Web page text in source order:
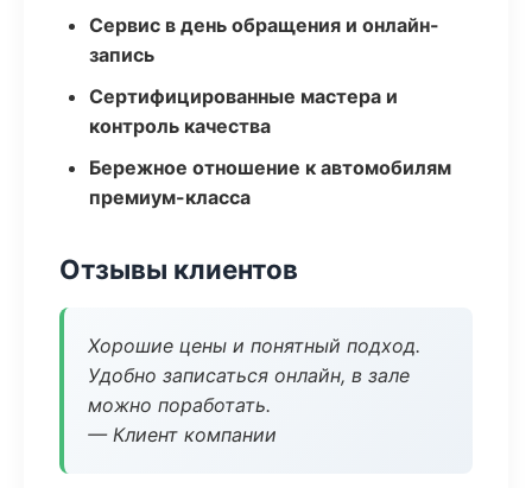
Сервис в день обращения и онлайн-
запись
Сертифицированные мастера и
контроль качества
Бережное отношение к автомобилям
премиум-класса
Отзывы клиентов
Хорошие цены и понятный подход.
Удобно записаться онлайн, в зале
можно поработать.
— Клиент компании